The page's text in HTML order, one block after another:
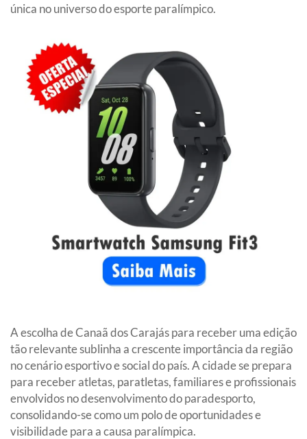
única no universo do esporte paralímpico.
A escolha de Canaã dos Carajás para receber uma edição
tão relevante sublinha a crescente importância da região
no cenário esportivo e social do país. A cidade se prepara
para receber atletas, paratletas, familiares e profissionais
envolvidos no desenvolvimento do paradesporto,
consolidando-se como um polo de oportunidades e
visibilidade para a causa paralímpica.